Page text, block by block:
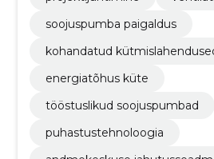
soojuspumba paigaldus
kohandatud
energiatõhus küte
tööstuslikud soojuspumbad
puhastustehnoloogia